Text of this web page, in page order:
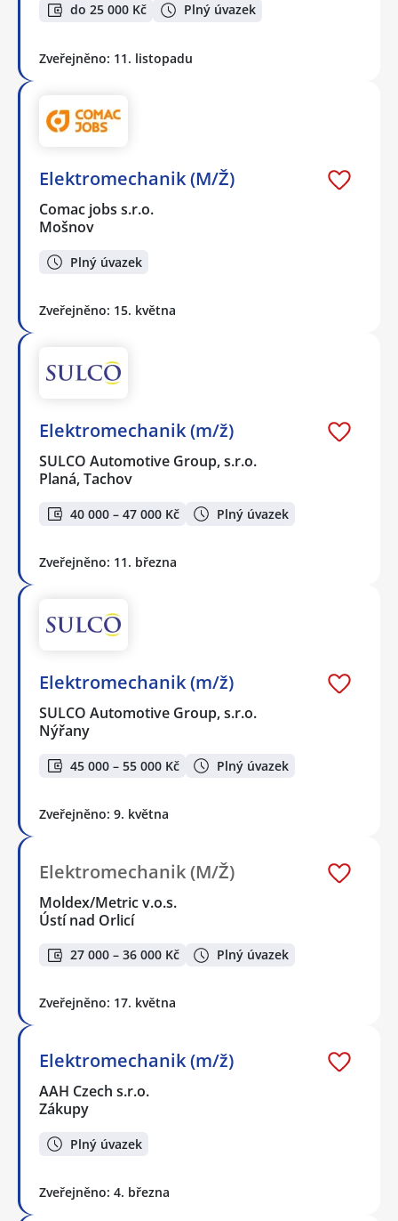
do 25 000 Kč Plný úvazek
Zveřejněno: 11. listopadu
Elektromechanik (M/Ž)
Comac jobs s.r.o.
Mošnov
Plný úvazek
Zveřejněno: 15. května
Elektromechanik (m/ž)
SULCO Automotive Group, s.r.o.
Planá, Tachov
40 000 – 47 000 Kč Plný úvazek
Zveřejněno: 11. března
Elektromechanik (m/ž)
SULCO Automotive Group, s.r.o.
Nýřany
45 000 – 55 000 Kč Plný úvazek
Zveřejněno: 9. května
Elektromechanik (M/Ž)
Moldex/Metric v.o.s.
Ústí nad Orlicí
27 000 – 36 000 Kč Plný úvazek
Zveřejněno: 17. května
Elektromechanik (m/ž)
AAH Czech s.r.o.
Zákupy
Plný úvazek
Zveřejněno: 4. března